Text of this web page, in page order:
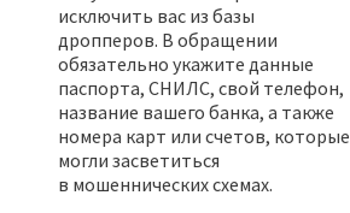
исключить вас из базы
дропперов. В обращении
обязательно укажите данные
паспорта, СНИЛС, свой телефон,
название вашего банка, а также
номера карт или счетов, которые
могли засветиться
в мошеннических схемах.